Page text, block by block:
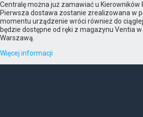
Centralę można już zamawiać u Kierowników
Pierwsza dostawa zostanie zrealizowana w
momentu urządzenie wróci również do
będzie dostępne od ręki z magazynu Ventia
Warszawą.
Więcej informacji